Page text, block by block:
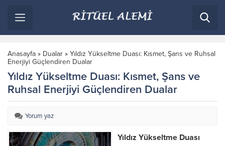
Anasayfa » Dualar » Yıldız Yükseltme Duası: Kısmet, Şans ve Ruhsal
Enerjiyi Güçlendiren Dualar
Yıldız Yükseltme Duası: Kısmet, Şans ve
Ruhsal Enerjiyi Güçlendiren Dualar
Yorum yaz
Yıldız Yükseltme Duası